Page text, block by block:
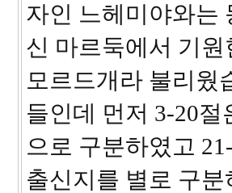
자인 느헤미야와는
신 마르둑에서 기
모르드개라 불리웠
들인데 먼저 3-20
으로 구분하였고
출신지를 별로 구